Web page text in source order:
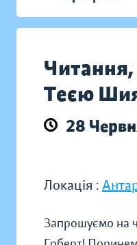
Теєю
28
Локація :
Запрошуємо на